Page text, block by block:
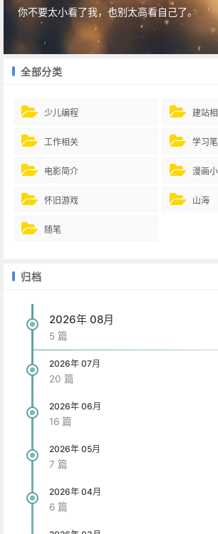
你不要太小看了我，也别太高看自己了。
全部分类
少儿编程 建站
工作相关 学习
电影简介 漫画
怀旧游戏 山海
随笔
归档
2026年 08月
5 篇
2026年 07月
20 篇
2026年 06月
16 篇
2026年 05月
7 篇
2026年 04月
6 篇